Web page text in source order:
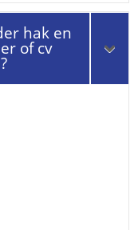
hak en
of cv